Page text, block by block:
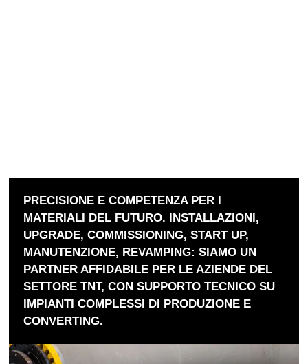
PRECISIONE E COMPETENZA PER I
MATERIALI DEL FUTURO. INSTALLAZIONI,
UPGRADE, COMMISSIONING, START UP,
MANUTENZIONE, REVAMPING: SIAMO UN
PARTNER AFFIDABILE PER LE AZIENDE DEL
SETTORE TNT, CON SUPPORTO TECNICO SU
IMPIANTI COMPLESSI DI PRODUZIONE E
CONVERTING.